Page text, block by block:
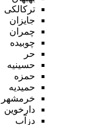
ترکالکی
جایزان
چمران
چوبیده
حر
حسینیه
حمزه
حمیدیه
خرمشهر
دارخوین
دزآب